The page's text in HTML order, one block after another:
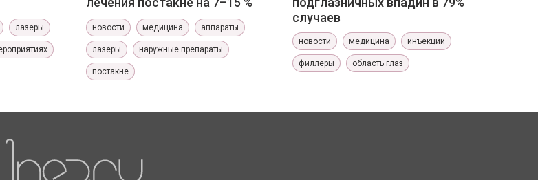
лазеры новости медицина аппараты
лазеры наружные препараты
постакне
случаев
новости медицина инъекции
филлеры область глаз